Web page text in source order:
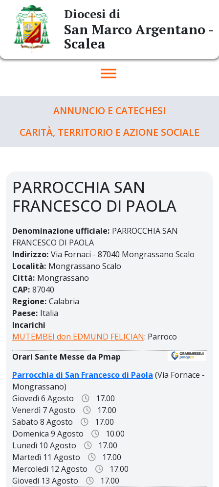
content
Diocesi di
San Marco Argentano -
Scalea
ANNUNCIO E CATECHESI
CARITÀ, TERRITORIO E AZIONE SOCIALE
PARROCCHIA SAN
FRANCESCO DI PAOLA
Denominazione ufficiale: PARROCCHIA SAN
FRANCESCO DI PAOLA
Indirizzo: Via Fornaci - 87040 Mongrassano Scalo
Località: Mongrassano Scalo
Città: Mongrassano
CAP: 87040
Regione: Calabria
Paese: Italia
Incarichi
MUTEMBEI don EDMUND FELICIAN: Parroco
Orari Sante Messe da Pmap
Parrocchia di San Francesco di Paola (Via Fornace -
Mongrassano)
Giovedì 6 Agosto
17.00
Venerdì 7 Agosto
17.00
Sabato 8 Agosto
17.00
Domenica 9 Agosto
10.00
Lunedì 10 Agosto
17.00
Martedì 11 Agosto
17.00
Mercoledì 12 Agosto
17.00
Giovedì 13 Agosto
17.00